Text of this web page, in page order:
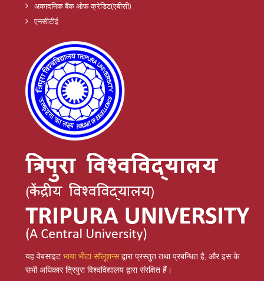
अकादमिक बैंक ओफ क्रेडिट(एबीसी)
एनसीटीई
यह वेबसाइट भाया भीटा सॉलूशन्सद्वारा प्रस्तुत तथा प्रबन्धित है, और इस के
सभी अधिकार त्रिपुरा विश्वविद्यालय द्वारा संरक्षित हैं।